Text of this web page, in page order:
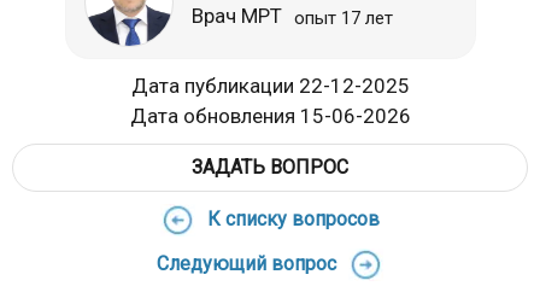
Врач МРТ опыт 17 лет
Дата публикации 22-12-2025
Дата обновления 15-06-2026
ЗАДАТЬ ВОПРОС
К списку вопросов
Следующий вопрос